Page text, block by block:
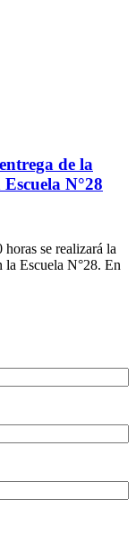
de la
N°28
se realizará la
Escuela N°28. En